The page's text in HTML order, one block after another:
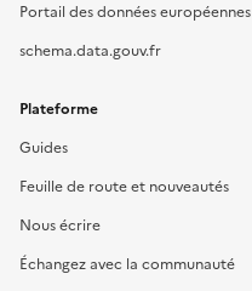
Portail des données européennes
schema.data.gouv.fr
Plateforme
Guides
Feuille de route et nouveautés
Nous écrire
Échangez avec la communauté